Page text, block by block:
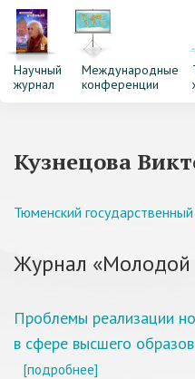
Научный
журнал
Международные
конференции
Кузнецова
Тюменский
Журнал «Молодой
Проблемы реализации
в сфере высшего
[подробнее]